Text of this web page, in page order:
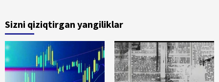
Sizni qiziqtirgan yangiliklar